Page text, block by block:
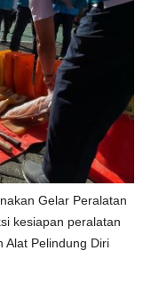
Gelar Peralatan
kesiapan peralatan
Alat Pelindung Diri